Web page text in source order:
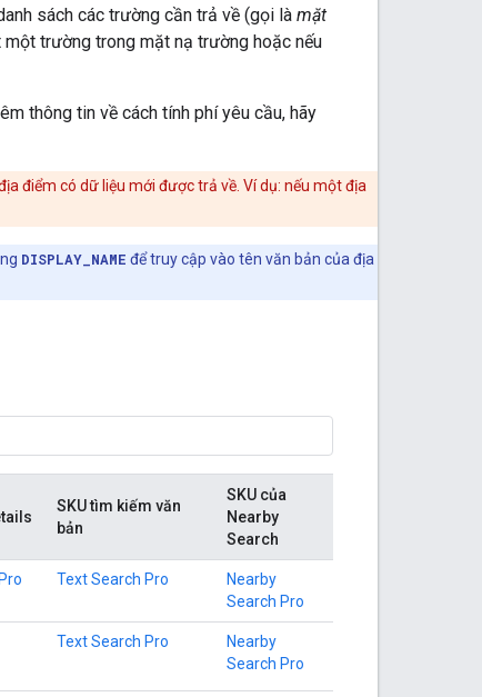
sách các trường cần trả về (gọi là mặt
trường trong mặt nạ trường hoặc nếu
thông tin về cách tính phí yêu cầu, hãy
điểm có dữ liệu mới được trả về. Ví dụ: nếu một địa
DISPLAY_NAME để truy cập vào tên văn bản của địa
SKU tìm kiếm văn
bản
SKU của
Nearby
Search
Text Search Pro
Nearby
Search Pro
Text Search Pro
Nearby
Search Pro